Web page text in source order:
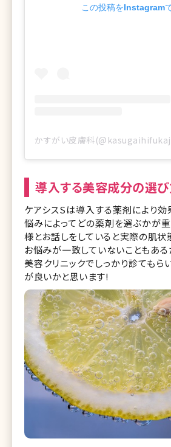
この投稿をInstagram
導入する美容成分の選
ケアシスSは導入する薬剤により効
悩みによってどの薬剤を選ぶかが重
様とお話しをしていると実際の肌状
お悩みが一致していないこともある
美容クリニックでしっかり診てもら
が良いかと思います!